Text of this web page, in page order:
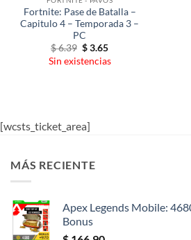
Fortnite: Pase de Batalla –
Capitulo 4 – Temporada 3 –
PC
$6.39 El
precio
original
$3.65El
actual
Sin existencias
[wcsts_ticket_area]
MÁS RECIENTE
Apex Legends Mobile:
Bonus